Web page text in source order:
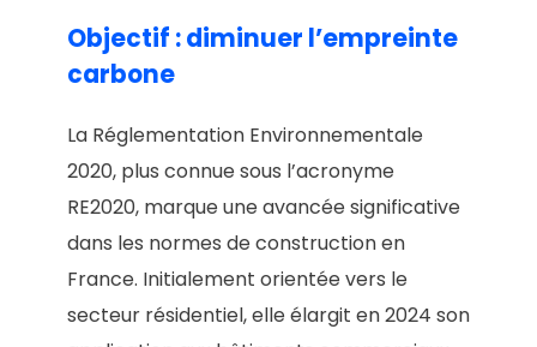
Objectif : diminuer l’empreinte
carbone
La Réglementation Environnementale
2020, plus connue sous l’acronyme
RE2020, marque une avancée significative
dans les normes de construction en
France. Initialement orientée vers le
secteur résidentiel, elle élargit en 2024 son